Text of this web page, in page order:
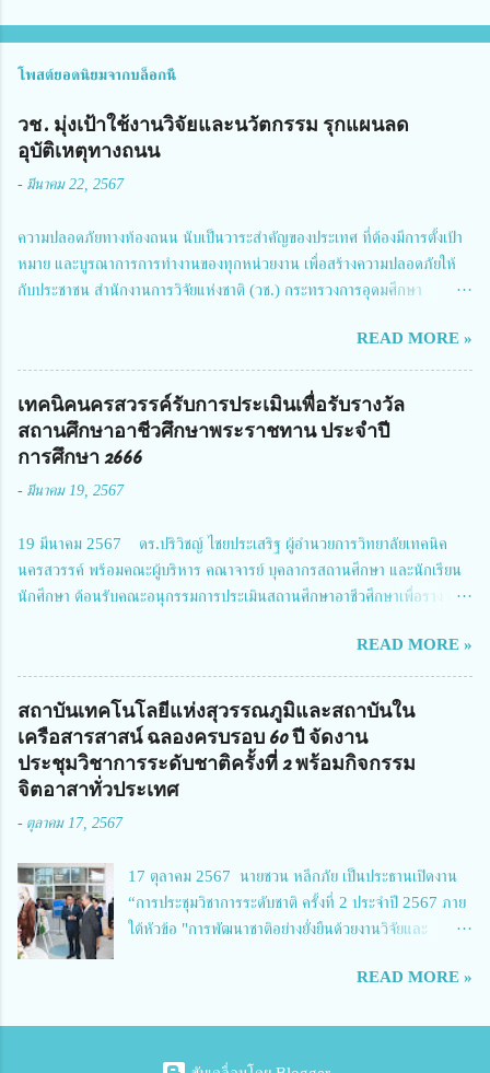
โพสต์ยอดนิยมจากบล็อกนี้
วช. มุ่งเป้าใช้งานวิจัยและนวัตกรรม รุกแผนลด
อุบัติเหตุทางถนน
- มีนาคม 22, 2567
ความปลอดภัยทางท้องถนน นับเป็นวาระสำคัญของประเทศ ที่ต้องมีการตั้งเป้า
หมาย และบูรณาการการทำงานของทุกหน่วยงาน เพื่อสร้างความปลอดภัยให้
กับประชาชน สำนักงานการวิจัยแห่งชาติ (วช.) กระทรวงการอุดมศึกษา
สมาคมวิศวกรรมชีวการแพทย์ไทย จัดการประชุมเผยแพร่ผลการดำเนินงาน
โครงการการวิจัยเชิงปฏิบัติการโดยบูรณาการทุกภาคส่วน เพื่อลดอุบัติเหตุและ
การเสียชีวิตให้สอดคล้องกับเป้าหมายแผนแม่บทฉบับที่ 5 ในวันที่ 22 มีนาคม
2567 โดยมี ดร.วิภารัตน์ ดีอ่อง ผู้อำนวยการสำนักงานการวิจัยแห่งชาติ เป็น
ประธานในพิธีเปิดพร้อมให้นโยบายการผลักดันงานวิจัยเพื่อความปลอดภัยทาง
การประชุมในครั้งนี้ นางสาวสตตกมล เกียรติพานิช ผู้อำนวยการกองบริหารทุน
Richmond Stylish Convention Hotel จังหวัดนนทบุรี ดร.วิภารัตน์ ดีอ่อง
ผู้อำนวยการสำนักงานการวิจัยแห่งชาติ กล่าวว่า วช. ในฐานะหน่วยงานบริหาร
จัดการทุนวิจัยและนวัตกรรมได้เล็งเห็นถึงความสำคัญของกา...
READ MORE »
เทคนิคนครสวรรค์รับการประเมินเพื่อรับรางวัล
สถานศึกษาอาชีวศึกษาพระราชทาน ประจำปี
การศึกษา 2666
- มีนาคม 19, 2567
19 มีนาคม 2567 ดร.ปริวิชญ์ ไชยประเสริฐ ผู้อำนวยการวิทยาลัยเทคนิค
นครสวรรค์ พร้อมคณะผู้บริหาร คณาจารย์ บุคลากรสถานศึกษา และนักเรียน
นักศึกษา ต้อนรับคณะอนุกรรมการประเมินสถานศึกษาอาชีวศึกษาเพื่อรางวัล
นายจักรภพ เนวะมาตย์ ผู้อำนวยการวิทยาลัยเทคนิคตาก ประธานคณะอนุกร
รมการฯ 1.นายวณิชา คณะใน ผู้ทรงคุณวุฒิ 2.นายภัทธาวุธ โพธา ผู้อำนวย
การวิทยาลัยสารพัดช่างกำแพงเพชร 3.นางสาวหัตถาภรณ์ เสาร์เรือน ผู้อำนวย
การวิทยาลัยการอาชีพบ้านตาก 4.นางเพ็ญศรี ขุนทอง ผู้อำนวยการวิทยาลัย
การอาชีพรัตนประสิทธิ์วิทย์ 5.นายธเนศ คงวังทอง ผู้อำนวยการวิทยาลัย
เกษตรและเทคโนโลยีพิจิตร 6.นายชัยณรงค์ คชมาตย์ ผู้อำนวยการวิทยาลัย
8.นายณัฐกฤต ภูทวี รองผู้อำนวยการวิทยาลัยเทคนิคตาก นายจักรภพ กล่าว
ว่า วิทยาลัยเทคนิคนครสวรรค์เป็นสถานศึกษาขนาดใหญ่พิเศษ มีความเป็นมาที่
ยาวนาน มีบุคลากร นักเรียน นักศึกษาจำนวนมาก ต้องการควา...
READ MORE »
สถาบันเทคโนโลยีแห่งสุวรรณภูมิและสถาบันใน
เครือสารสาสน์ ฉลองครบรอบ 60 ปี จัดงาน
ประชุมวิชาการระดับชาติครั้งที่ 2 พร้อมกิจกรรม
จิตอาสาทั่วประเทศ
- ตุลาคม 17, 2567
17 ตุลาคม 2567 นายชวน หลีกภัย เป็นประธานเปิดงาน
“การประชุมวิชาการระดับชาติ ครั้งที่ 2 ประจำปี 2567 ภาย
ใต้หัวข้อ "การพัฒนาชาติอย่างยั่งยืนด้วยงานวิจัยและ
Technology National Conference 2024: 'Towards
ชาติอยางยั่งยืนด้วยงานวิจัยและนวัตกรรม" และ นางสาวศิริ
READ MORE »